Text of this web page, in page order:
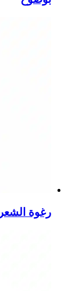
رغوة الشعر Hobby Style&Protect حجم اكسترا